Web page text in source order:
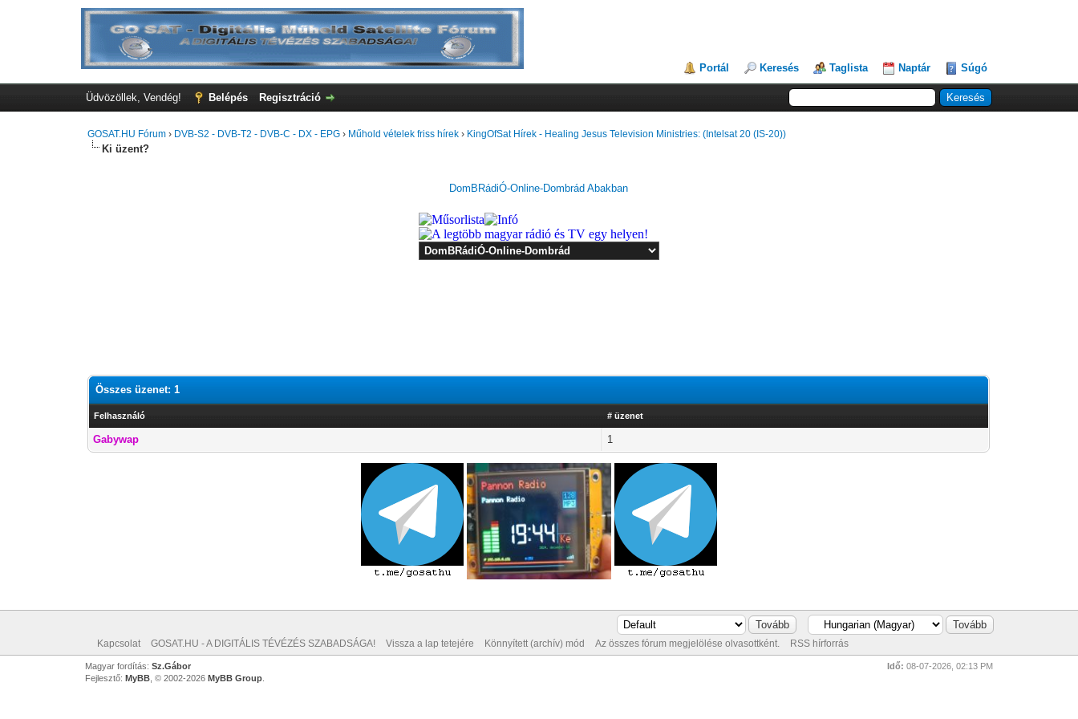
Portál Keresés Taglista Naptár Súgó
Üdvözöllek, Vendég! Belépés Regisztráció
GOSAT.HU Fórum › DVB-S2 - DVB-T2 - DVB-C - DX - EPG › Műhold vételek friss hírek › KingOfSat Hírek - Healing Jesus Television Ministries: (Intelsat 20 (IS-20))
Ki üzent?
DomBRádiÓ-Online-Dombrád Abakban
Összes üzenet: 1
Felhasználó # üzenet
Gabywap 1
Kapcsolat GOSAT.HU - A DIGITÁLIS TÉVÉZÉS SZABADSÁGA! Vissza a lap tetejére Könnyített (archív) mód Az összes fórum megjelölése olvasottként. RSS hírforrás
Idő: 08-07-2026, 02:13 PM
Magyar fordítás: Sz.Gábor
Fejlesztő: MyBB, © 2002-2026 MyBB Group.